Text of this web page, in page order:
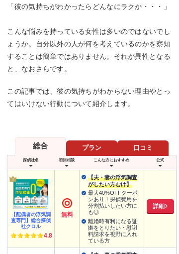
「彼の気持ちがわかったらどんなにラクか・・・」
こんな悩みを持っている女性は多いのではないでし
ょうか。自分以外の人が何を考えているのかを察知
することは簡単ではありません。それが異性となる
と、なおさらです。
この記事では、彼の気持ちがわからない理由やとっ
てはいけない行動について紹介します。
総合 プラン 口コミ
探偵社名 初回相談 こんな方におすすめ 公式
【配偶者の浮気調
査専門】総合探偵
社クロル
4.8
無料
【夫・妻の浮気調査
がしたい方むけ】
最大40%OFFクーポ
ンあり！探偵費用を
分割払いしたい方に
も◎
離婚時有利になる証
拠をとりたい・慰謝
料請求を視野に入れ
ている方
詳細